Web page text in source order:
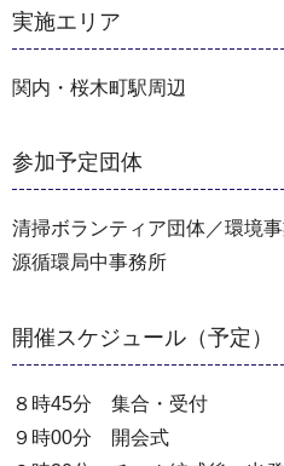
実施エリア
関内・桜木町駅周辺
参加予定団体
清掃ボランティア団体／環境
源循環局中事務所
開催スケジュール（予定）
８時45分 集合・受付
９時00分 開会式